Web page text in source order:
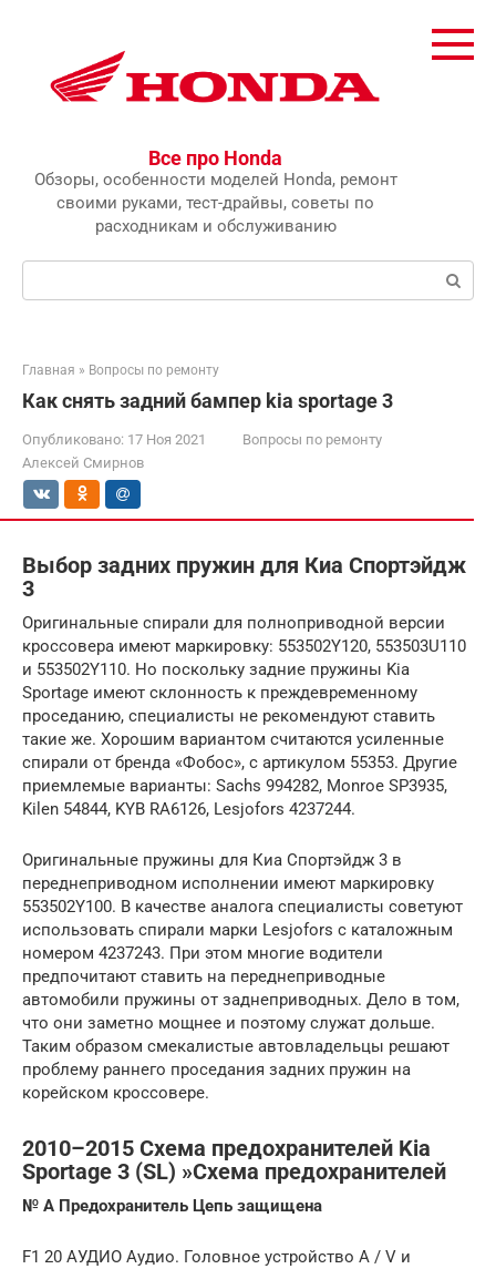
Все про Honda
Обзоры, особенности моделей Honda, ремонт
своими руками, тест-драйвы, советы по
расходникам и обслуживанию
Главная » Вопросы по ремонту
Как снять задний бампер kia sportage 3
Опубликовано: 17 Ноя 2021
Вопросы по ремонту
Алексей Смирнов
Выбор задних пружин для Киа Спортэйдж
3
Оригинальные спирали для полноприводной версии
кроссовера имеют маркировку: 553502Y120, 553503U110
и 553502Y110. Но поскольку задние пружины Kia
Sportage имеют склонность к преждевременному
проседанию, специалисты не рекомендуют ставить
такие же. Хорошим вариантом считаются усиленные
спирали от бренда «Фобос», с артикулом 55353. Другие
приемлемые варианты: Sachs 994282, Monroe SP3935,
Kilen 54844, KYB RA6126, Lesjofors 4237244.
Оригинальные пружины для Киа Спортэйдж 3 в
переднеприводном исполнении имеют маркировку
553502Y100. В качестве аналога специалисты советуют
использовать спирали марки Lesjofors с каталожным
номером 4237243. При этом многие водители
предпочитают ставить на переднеприводные
автомобили пружины от заднеприводных. Дело в том,
что они заметно мощнее и поэтому служат дольше.
Таким образом смекалистые автовладельцы решают
проблему раннего проседания задних пружин на
корейском кроссовере.
2010–2015 Схема предохранителей Kia
Sportage 3 (SL) »Схема предохранителей
№ А Предохранитель Цепь защищена
F1 20 АУДИО Аудио. Головное устройство A / V и